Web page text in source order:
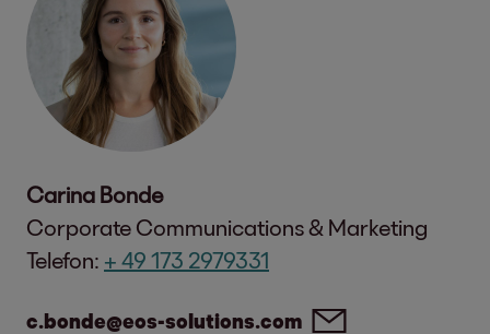
Carina Bonde
Corporate Communications & Marketing
Telefon: + 49 173 2979331
c.bonde@eos-solutions.com